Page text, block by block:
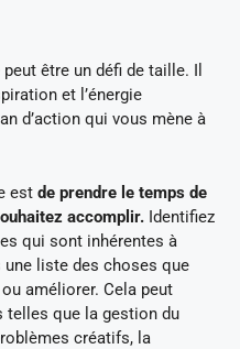
être un défi de taille. Il
et l’énergie
d’action qui vous mène à
est de prendre le temps de
accomplir. Identifiez
qui sont inhérentes à
liste des choses que
améliorer. Cela peut
telles que la gestion du
créatifs, la